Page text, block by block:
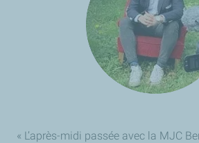
« L’après-midi passée avec la MJC